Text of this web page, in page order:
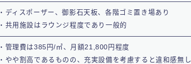
・ディスポーザー、御影石天板、各階ゴミ置き場あり
・共用施設はラウンジ程度であり一般的
・管理費は385円/㎡、月額21,800円程度
・やや割高であるものの、充実設備を考慮すると違和感無し